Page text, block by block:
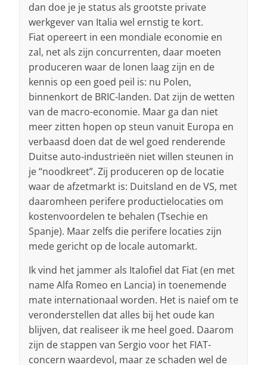
dan doe je je status als grootste private
werkgever van Italia wel ernstig te kort.
Fiat opereert in een mondiale economie en
zal, net als zijn concurrenten, daar moeten
produceren waar de lonen laag zijn en de
kennis op een goed peil is: nu Polen,
binnenkort de BRIC-landen. Dat zijn de wetten
van de macro-economie. Maar ga dan niet
meer zitten hopen op steun vanuit Europa en
verbaasd doen dat de wel goed renderende
Duitse auto-industrieën niet willen steunen in
je “noodkreet”. Zij produceren op de locatie
waar de afzetmarkt is: Duitsland en de VS, met
daaromheen perifere productielocaties om
kostenvoordelen te behalen (Tsechie en
Spanje). Maar zelfs die perifere locaties zijn
mede gericht op de locale automarkt.
Ik vind het jammer als Italofiel dat Fiat (en met
name Alfa Romeo en Lancia) in toenemende
mate internationaal worden. Het is naief om te
veronderstellen dat alles bij het oude kan
blijven, dat realiseer ik me heel goed. Daarom
zijn de stappen van Sergio voor het FIAT-
concern waardevol, maar ze schaden wel de